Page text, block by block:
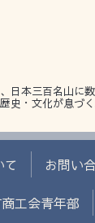
日本三百名山に
史・文化が息づ
て お問い
工会青年部